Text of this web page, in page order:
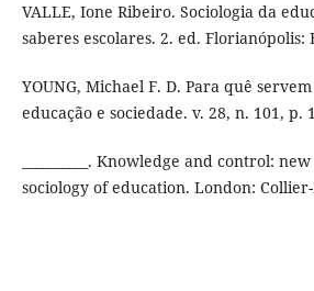
VALLE, Ione Ribeiro. Sociologia da
saberes escolares. 2. ed. Florianópolis:
YOUNG, Michael F. D. Para quê
educação e sociedade. v. 28, n. 101, p.
__________. Knowledge and control:
sociology of education. London: